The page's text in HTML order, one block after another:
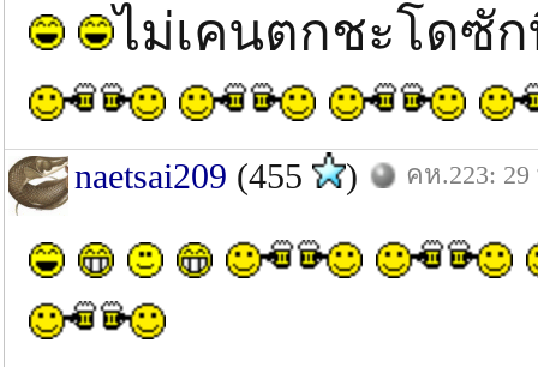
ไม่เคนตกชะโดซั
naetsai209 (455 ) คห.223: 29